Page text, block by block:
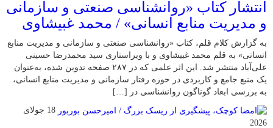
انتشار کتاب «روانشناسی صنعتی و سازمانی
و مدیریت منابع انسانی» / محمد غبیشاوی
به گزارش کلام قلم، کتاب «روانشناسی صنعتی و سازمانی و مدیریت منابع
انسانی» به قلم محمد غبیشاوی و با ویراستاری سید محمدرضا حسینی
علی‌آباد منتشر شد. این اثر علمی که در ۲۸۷ صفحه تدوین شده، به‌عنوان
یک منبع جامع و کاربردی در حوزه رفتار سازمانی و مدیریت منابع انسانی،
به بررسی ابعاد گوناگون روانشناسی در […]
18 جولای
2026